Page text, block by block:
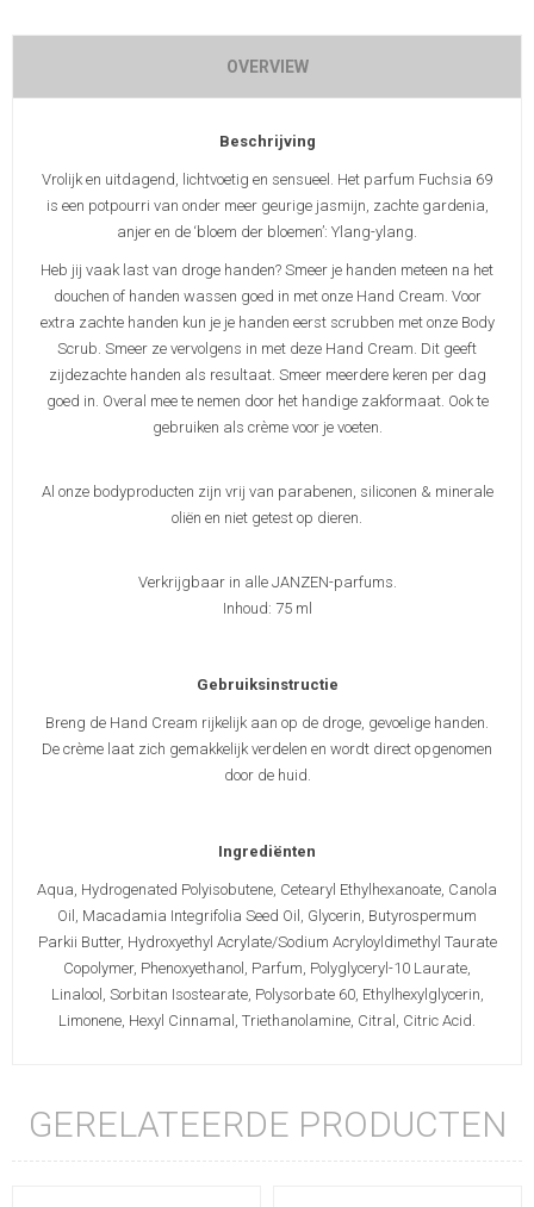
OVERVIEW
Beschrijving
Vrolijk en uitdagend, lichtvoetig en sensueel. Het parfum Fuchsia 69
is een potpourri van onder meer geurige jasmijn, zachte gardenia,
anjer en de ‘bloem der bloemen’: Ylang-ylang.
Heb jij vaak last van droge handen? Smeer je handen meteen na het
douchen of handen wassen goed in met onze Hand Cream. Voor
extra zachte handen kun je je handen eerst scrubben met onze Body
Scrub. Smeer ze vervolgens in met deze Hand Cream. Dit geeft
zijdezachte handen als resultaat. Smeer meerdere keren per dag
goed in. Overal mee te nemen door het handige zakformaat. Ook te
gebruiken als crème voor je voeten.
Al onze bodyproducten zijn vrij van parabenen, siliconen & minerale
oliën en niet getest op dieren.
Verkrijgbaar in alle JANZEN-parfums.
Inhoud: 75 ml
Gebruiksinstructie
Breng de Hand Cream rijkelijk aan op de droge, gevoelige handen.
De crème laat zich gemakkelijk verdelen en wordt direct opgenomen
door de huid.
Ingrediënten
Aqua, Hydrogenated Polyisobutene, Cetearyl Ethylhexanoate, Canola
Oil, Macadamia Integrifolia Seed Oil, Glycerin, Butyrospermum
Parkii Butter, Hydroxyethyl Acrylate/Sodium Acryloyldimethyl Taurate
Copolymer, Phenoxyethanol, Parfum, Polyglyceryl-10 Laurate,
Linalool, Sorbitan Isostearate, Polysorbate 60, Ethylhexylglycerin,
Limonene, Hexyl Cinnamal, Triethanolamine, Citral, Citric Acid.
GERELATEERDE PRODUCTEN